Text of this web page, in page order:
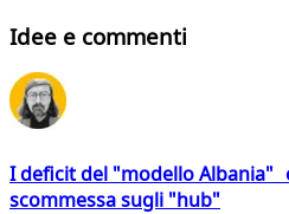
Idee e commenti
I deficit del "modello Albania"
scommessa sugli "hub"